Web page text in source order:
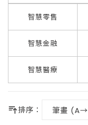
智慧零售
智慧金融
智慧醫療
排序：